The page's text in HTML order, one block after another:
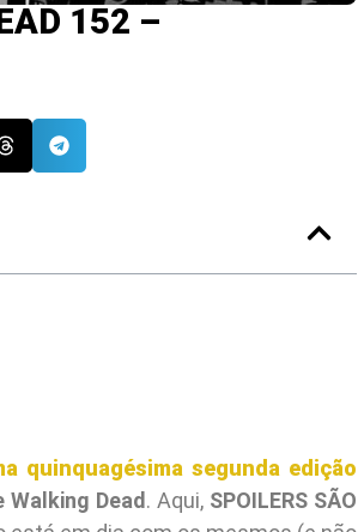
152 –
quinquagésima segunda edição
Walking Dead. Aqui, SPOILERS SÃO